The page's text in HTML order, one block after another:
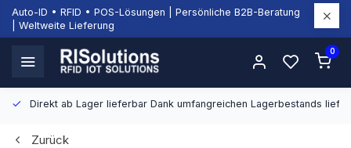
Auto-ID • RFID • POS-Lösungen | Persönliche B2B-Beratung
| Weltweite Lieferung
0
Direkt ab Lager lieferbar Dank umfangreichen Lagerbestands
Zurück